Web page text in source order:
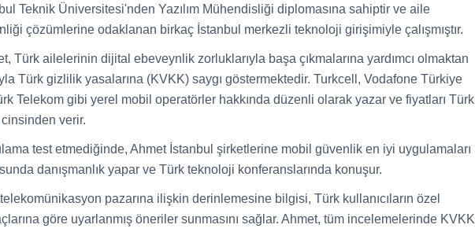
Teknik Üniversitesi'nden Yazılım Mühendisliği diplomasına sahiptir ve aile
çözümlerine odaklanan birkaç İstanbul merkezli teknoloji girişimiyle çalışmıştır.
Türk ailelerinin dijital ebeveynlik zorluklarıyla başa çıkmalarına yardımcı olmaktan
Türk gizlilik yasalarına (KVKK) saygı göstermektedir. Turkcell, Vodafone Türkiye
Telekom gibi yerel mobil operatörler hakkında düzenli olarak yazar ve fiyatları Türk
cinsinden verir.
test etmediğinde, Ahmet İstanbul şirketlerine mobil güvenlik en iyi uygulamaları
danışmanlık yapar ve Türk teknoloji konferanslarında konuşur.
pazarına ilişkin derinlemesine bilgisi, Türk kullanıcıların özel
göre uyarlanmış öneriler sunmasını sağlar. Ahmet, tüm incelemelerinde KVKK